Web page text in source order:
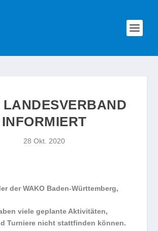
LANDESVERBAND
INFORMIERT
28 Okt. 2020
der WAKO Baden-Württemberg,
viele geplante Aktivitäten,
Turniere nicht stattfinden können.